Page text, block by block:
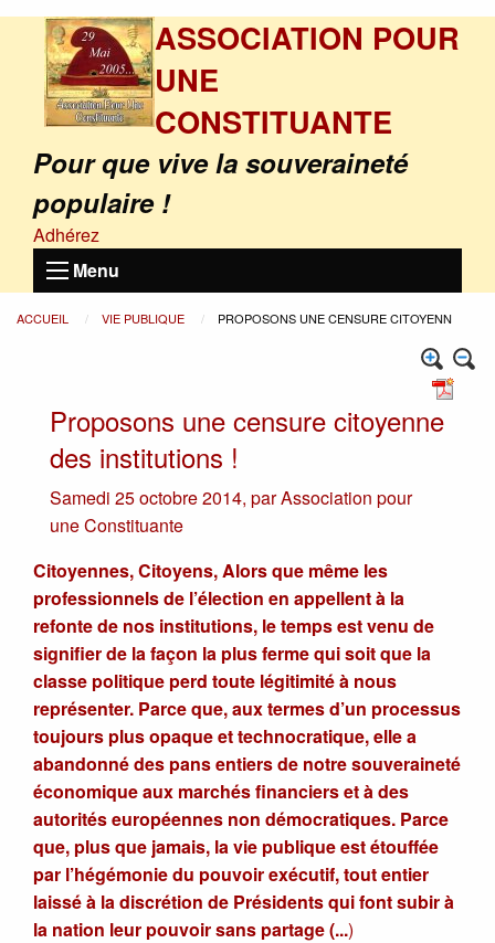
ASSOCIATION POUR
UNE
CONSTITUANTE
Pour que vive la souveraineté
populaire !
Adhérez
Menu
ACCUEIL VIE PUBLIQUE PROPOSONS UNE CENSURE CITOYENN
Proposons une censure citoyenne
des institutions !
Samedi 25 octobre 2014, parAssociation pour
une Constituante
Citoyennes, Citoyens, Alors que même les
professionnels de l’élection en appellent à la
refonte de nos institutions, le temps est venu de
signifier de la façon la plus ferme qui soit que la
classe politique perd toute légitimité à nous
représenter. Parce que, aux termes d’un processus
toujours plus opaque et technocratique, elle a
abandonné des pans entiers de notre souveraineté
économique aux marchés financiers et à des
autorités européennes non démocratiques. Parce
que, plus que jamais, la vie publique est étouffée
par l’hégémonie du pouvoir exécutif, tout entier
laissé à la discrétion de Présidents qui font subir à
la nation leur pouvoir sans partage (...)